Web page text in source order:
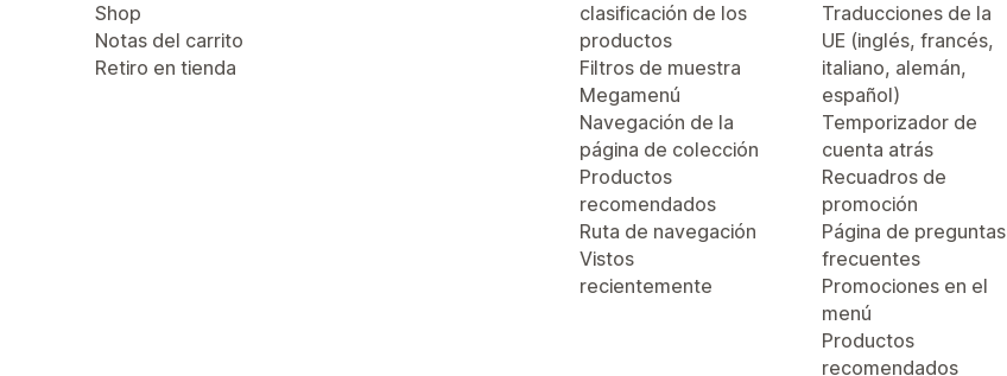
Shop
Notas del carrito
Retiro en tienda
clasificación de los
productos
Filtros de muestra
Megamenú
Navegación de la
página de colección
Productos
recomendados
Ruta de navegación
Vistos
recientemente
Traducciones de la
UE (inglés, francés,
italiano, alemán,
español)
Temporizador de
cuenta atrás
Recuadros de
promoción
Página de preguntas
frecuentes
Promociones en el
menú
Productos
recomendados